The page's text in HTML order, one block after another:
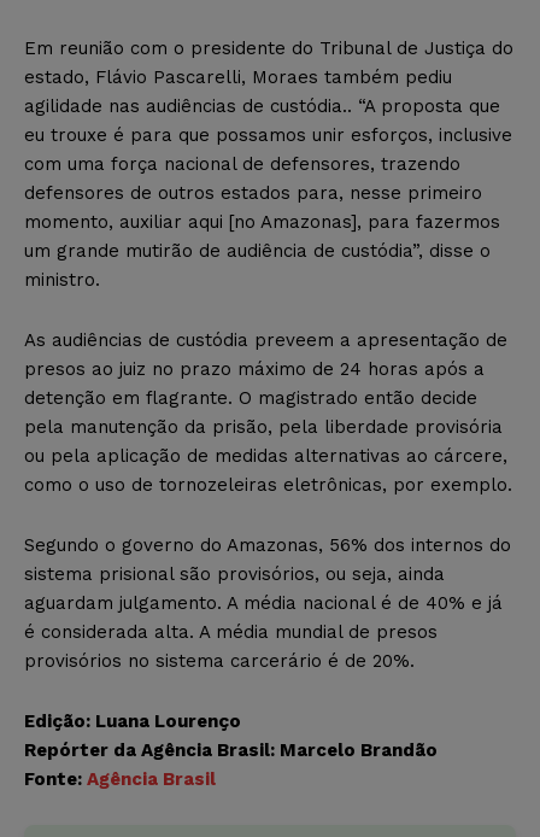
Em reunião com o presidente do Tribunal de Justiça do
estado, Flávio Pascarelli, Moraes também pediu
agilidade nas audiências de custódia.. “A proposta que
eu trouxe é para que possamos unir esforços, inclusive
com uma força nacional de defensores, trazendo
defensores de outros estados para, nesse primeiro
momento, auxiliar aqui [no Amazonas], para fazermos
um grande mutirão de audiência de custódia”, disse o
ministro.
As audiências de custódia preveem a apresentação de
presos ao juiz no prazo máximo de 24 horas após a
detenção em flagrante. O magistrado então decide
pela manutenção da prisão, pela liberdade provisória
ou pela aplicação de medidas alternativas ao cárcere,
como o uso de tornozeleiras eletrônicas, por exemplo.
Segundo o governo do Amazonas, 56% dos internos do
sistema prisional são provisórios, ou seja, ainda
aguardam julgamento. A média nacional é de 40% e já
é considerada alta. A média mundial de presos
provisórios no sistema carcerário é de 20%.
Edição: Luana Lourenço
Repórter da Agência Brasil: Marcelo Brandão
Fonte: Agência Brasil